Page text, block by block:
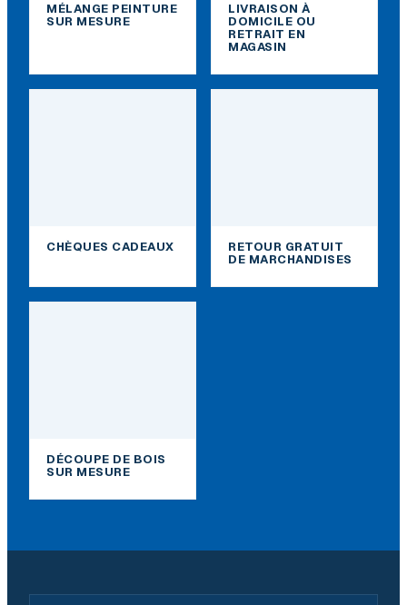
MÉLANGE PEINTURE
SUR MESURE
LIVRAISON À
DOMICILE OU
RETRAIT EN
MAGASIN
CHÈQUES CADEAUX
RETOUR GRATUIT
DE MARCHANDISES
DÉCOUPE DE BOIS
SUR MESURE